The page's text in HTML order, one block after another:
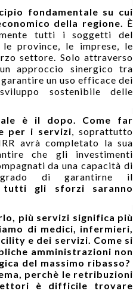
fondamentale su cui
della regione.
È
tutti i soggetti del
province, le imprese, le
settore. Solo attraverso
approccio sinergico tra
un uso efficace dei
sostenibile delle
è il dopo. Come far
per i servizi, soprattutto
avrà completato la sua
che gli investimenti
da una capacità di
di garantirne il
gli sforzi saranno
più servizi significa più
di medici, infermieri,
e dei servizi. Come si
amministrazioni non
del massimo ribasso?
perchè le retribuzioni
è difficile trovare